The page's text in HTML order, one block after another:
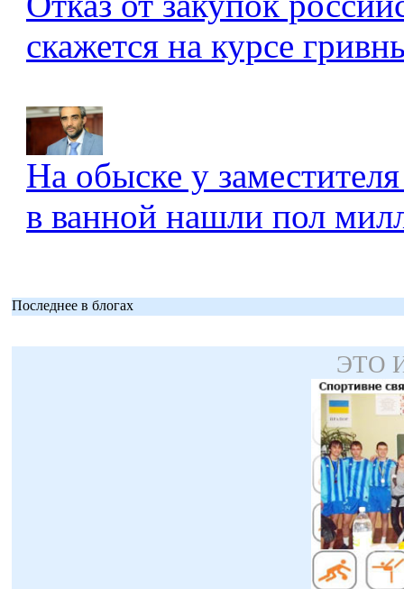
скажется на курсе
На обыске у
в ванной нашли пол
Последнее в блогах
ЭТО